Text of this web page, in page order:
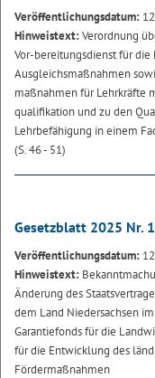
Veröffentlichungsdatum:
Hinweistext:Verordnung
Vor-bereitungsdienst für
Ausgleichsmaßnahmen
maßnahmen für Lehrkräfte
qualifikation und zu den
Lehrbefähigung in einem
(S. 46 - 51)
Gesetzblatt 2025 Nr.
Veröffentlichungsdatum:
Hinweistext:
Änderung des
dem Land Niedersachsen
Garantiefonds für die
für die Entwicklung des
Fördermaßnahmen